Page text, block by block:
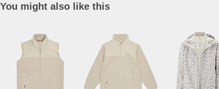
You might also like this